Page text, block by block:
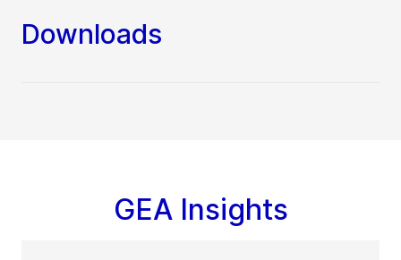
Downloads
GEA Insights